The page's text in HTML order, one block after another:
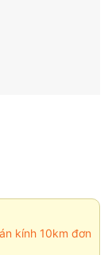
kính 10km đơn